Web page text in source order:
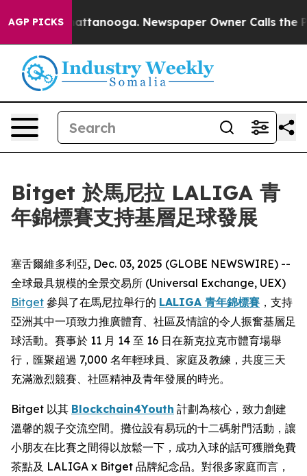
AGP PICKS
in Chattanooga. Newspaper Owner Calls the
Bitget 於馬尼拉 LALIGA 青
年錦標賽支持基層足球發展
塞舌爾維多利亞, Dec. 03, 2025 (GLOBE NEWSWIRE) --
全球最具規模的全景交易所 (Universal Exchange, UEX)
Bitget 參與了在馬尼拉舉行的 LALIGA 青年錦標賽 ，支持
亞洲其中一項致力推廣體育、社區及情誼的令人振奮基層足
球活動。賽事於 11 月 14 至 16 日在新克拉克市體育場舉
行，匯聚超過 7,000 名年輕球員、家庭及教練，共度三天
充滿激烈競賽、社區精神及青年發展的時光。
Bitget 以其 Blockchain4Youth 計劃為核心，致力創建
溫馨的親子交流空間。攤位設有易玩的十二碼射門活動，讓
小朋友在比賽之間得以放鬆一下，成功入球的話可獲贈免費
茶點及 LALIGA x Bitget 品牌紀念品。對很多家庭而言，